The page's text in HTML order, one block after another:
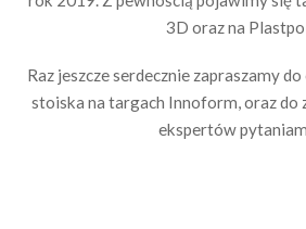
3D oraz na
Raz jeszcze serdecznie zapraszamy
stoiska na targach Innoform, oraz do
ekspertów